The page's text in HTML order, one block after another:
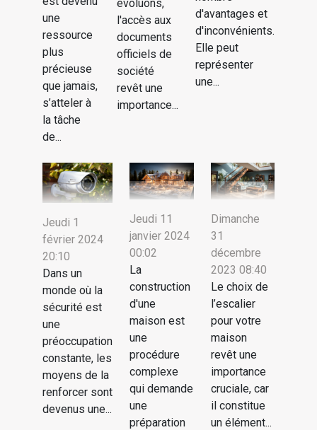
une
ressource
plus
précieuse
que jamais,
s’atteler à
la tâche
de...
évoluons,
l'accès aux
documents
officiels de
société
revêt une
importance...
d'avantages et
d'inconvénients.
Elle peut
représenter
une...
Jeudi 1
février 2024
20:10
Dans un
monde où la
sécurité est
une
préoccupation
constante, les
moyens de la
renforcer sont
devenus une...
Jeudi 11
janvier 2024
00:02
La
construction
d'une
maison est
une
procédure
complexe
qui demande
une
préparation
Dimanche
31
décembre
2023 08:40
Le choix de
l’escalier
pour votre
maison
revêt une
importance
cruciale, car
il constitue
un élément...